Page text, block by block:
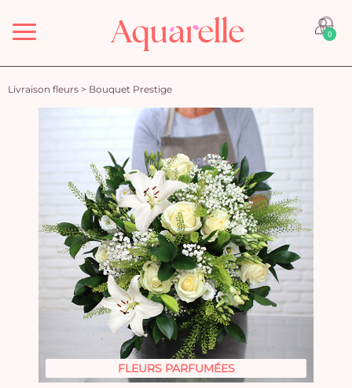
Menu 0
Livraison fleurs > Bouquet Prestige
FLEURS PARFUMÉES